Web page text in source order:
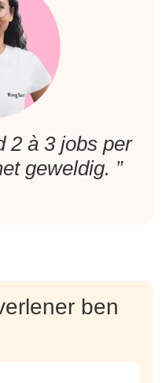
2 à 3 jobs per
geweldig. ”
ben